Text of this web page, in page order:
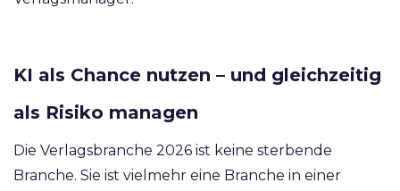
KI als Chance nutzen – und gleichzeitig
als Risiko managen
Die Verlagsbranche 2026 ist keine sterbende
Branche. Sie ist vielmehr eine Branche in einer